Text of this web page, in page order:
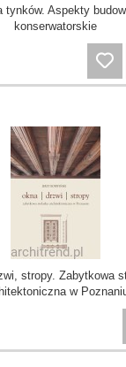
tynków. Aspekty
konserwatorskie
stropy. Zabytkowa
w